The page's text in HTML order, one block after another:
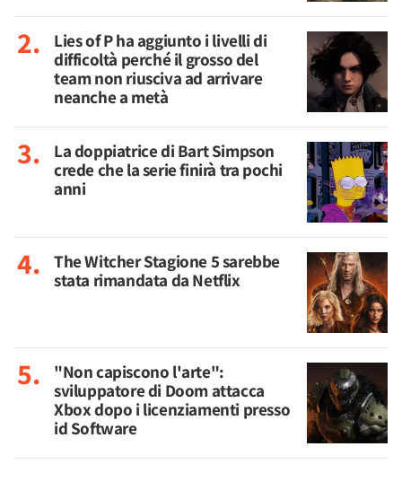
Lies of P ha aggiunto i livelli di
difficoltà perché il grosso del
team non riusciva ad arrivare
neanche a metà
La doppiatrice di Bart Simpson
crede che la serie finirà tra pochi
anni
The Witcher Stagione 5 sarebbe
stata rimandata da Netflix
"Non capiscono l'arte":
sviluppatore di Doom attacca
Xbox dopo i licenziamenti presso
id Software